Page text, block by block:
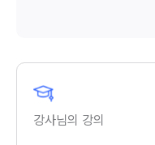
강사님의 강의